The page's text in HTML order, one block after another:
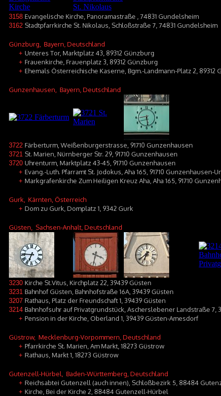
3158 Evangelische Kirche, Panoramastraße , 74831 Gundelsheim
3162 Stadtpfarrkirche St. Nikolaus, Schloßstraße 7, 74831 Gundelsheim
Günzburg , Bayern, Deutschland
+ Unteres Tor, Marktplatz 43, 89312 Günzburg
+ Frauenkirche, Frauenplatz 3, 89312 Günzburg
+ Ehemals Österreichische Kaserne, Bgm.-Landmann-Platz 2, 89312
Gunzenhausen , Bayern, Deutschland
3722 Färberturm, Weißenburgerstrasse, 91710 Gunzenhausen
3721 St. Marien, Nürnberger Str. 29, 91710 Gunzenhausen
3720 Uhrenturm, Marktplatz 43-45, 91710 Gunzenhausen
+ Evang.-Luth. Pfarramt St. Jodokus, Aha 165, 91710 Gunzenhausen-
+ Markgrafenkirche Zum Heiligen Kreuz Aha, Aha 165, 91710
Gurk , Kärnten, Österreich
+ Dom zu Gurk, Domplatz 1, 9342 Gurk
Güsten , Sachsen-Anhalt, Deutschland
3230 Kirche St.Vitus, Kirchplatz 22, 39439 Güsten
3231 Bahnhof Güsten, Bahnhofstraße 16A, 39439 Güsten
3207 Rathaus, Platz der Freundschaft 1, 39439 Güsten
3214 Bahnhofsuhr auf Privatgrundstück, Ascherslebener Landstraße 7,
+ Pension in der Kirche, Oberland 1, 39439 Güsten-Amesdorf
Güstrow, Mecklenburg-Vorpommern, Deutschland
+ Pfarrkirche St. Marien, Am Markt, 18273 Güstrow
+ Rathaus, Markt 1, 18273 Güstrow
Gutenzell-Hürbel , Baden-Württemberg, Deutschland
+ Reichsabtei Gutenzell (auch innen), Schloßbezirk 5, 88484
+ Kirche, Bei der Kirche 2, 88484 Gutenzell-Hürbel